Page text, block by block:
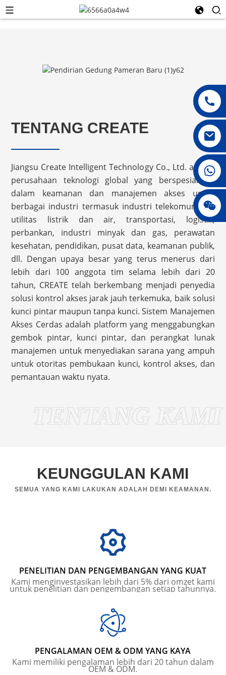
008615396811719
jenny010678
TENTANG CREATE
Jiangsu Create Intelligent Technology Co., Ltd. adalah
perusahaan teknologi global yang berspesialisasi
dalam keamanan dan manajemen akses untuk
berbagai industri termasuk industri telekomunikasi,
utilitas listrik dan air, transportasi, logistik,
perbankan, industri minyak dan gas, perawatan
kesehatan, pendidikan, pusat data, keamanan publik,
dll. Dengan upaya besar yang terus menerus dari
lebih dari 100 anggota tim selama lebih dari 20
tahun, CREATE telah berkembang menjadi penyedia
solusi kontrol akses jarak jauh terkemuka, baik solusi
kunci pintar maupun tanpa kunci. Sistem Manajemen
Akses Cerdas adalah platform yang menggabungkan
gembok pintar, kunci pintar, dan perangkat lunak
manajemen untuk menyediakan sarana yang ampuh
untuk otoritas pembukaan kunci, kontrol akses, dan
pemantauan waktu nyata.
TENTANG KAMI
KEUNGGULAN KAMI
SEMUA YANG KAMI LAKUKAN ADALAH DEMI KEAMANAN.
PENELITIAN DAN PENGEMBANGAN YANG KUAT
Kami menginvestasikan lebih dari 5% dari omzet kami
untuk penelitian dan pengembangan setiap tahunnya.
PENGALAMAN OEM & ODM YANG KAYA
Kami memiliki pengalaman lebih dari 20 tahun dalam
OEM & ODM.